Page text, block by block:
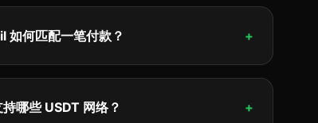
如何匹配一笔付款？ +
持哪些 USDT 网络？ +